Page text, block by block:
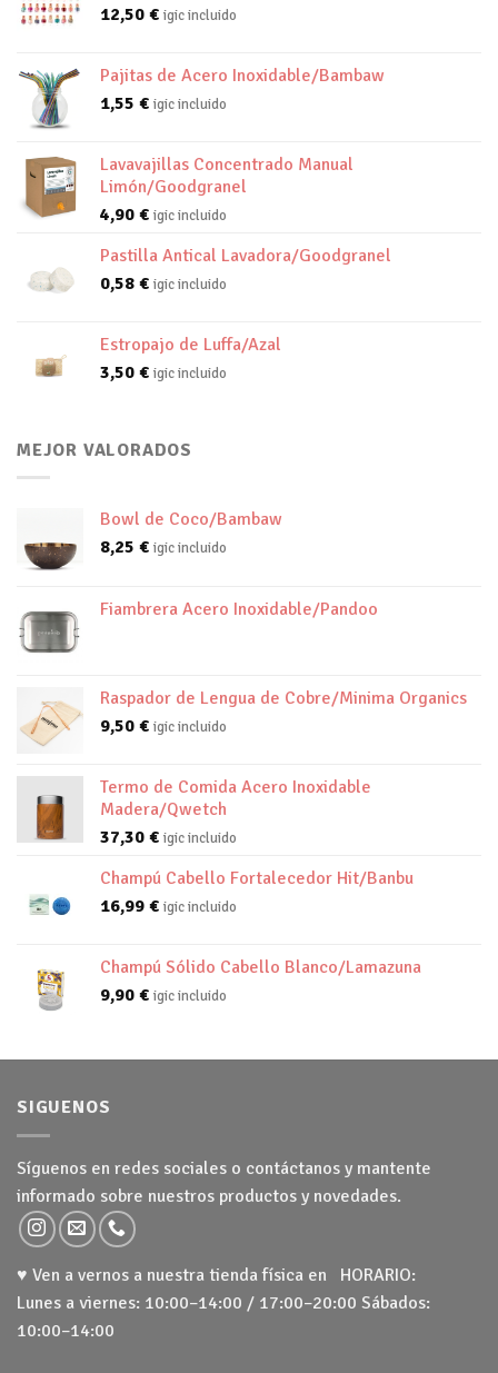
12,50 € igic incluido
Pajitas de Acero Inoxidable/Bambaw
1,55 € igic incluido
Lavavajillas Concentrado Manual
Limón/Goodgranel
4,90 € igic incluido
Pastilla Antical Lavadora/Goodgranel
0,58 € igic incluido
Estropajo de Luffa/Azal
3,50 € igic incluido
MEJOR VALORADOS
Bowl de Coco/Bambaw
8,25 € igic incluido
Fiambrera Acero Inoxidable/Pandoo
Raspador de Lengua de Cobre/Minima Organics
9,50 € igic incluido
Termo de Comida Acero Inoxidable
Madera/Qwetch
37,30 € igic incluido
Champú Cabello Fortalecedor Hit/Banbu
16,99 € igic incluido
Champú Sólido Cabello Blanco/Lamazuna
9,90 € igic incluido
SIGUENOS
Síguenos en redes sociales o contáctanos y mantente
informado sobre nuestros productos y novedades.
♥ Ven a vernos a nuestra tienda física en HORARIO:
Lunes a viernes: 10:00–14:00 / 17:00–20:00 Sábados:
10:00–14:00